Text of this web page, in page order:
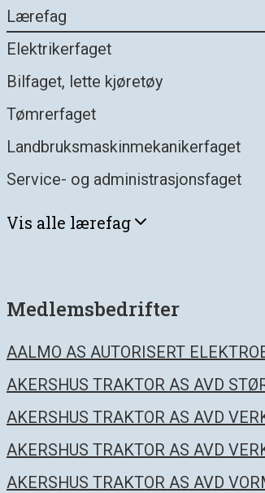
Lærefag
Elektrikerfaget
Bilfaget, lette kjøretøy
Tømrerfaget
Landbruksmaskinmekanikerfaget
Service- og administrasjonsfaget
Vis alle lærefag
Medlemsbedrifter
AALMO AS AUTORISERT
AKERSHUS TRAKTOR AS AVD
AKERSHUS TRAKTOR AS AVD
AKERSHUS TRAKTOR AS AVD
AKERSHUS TRAKTOR AS AVD